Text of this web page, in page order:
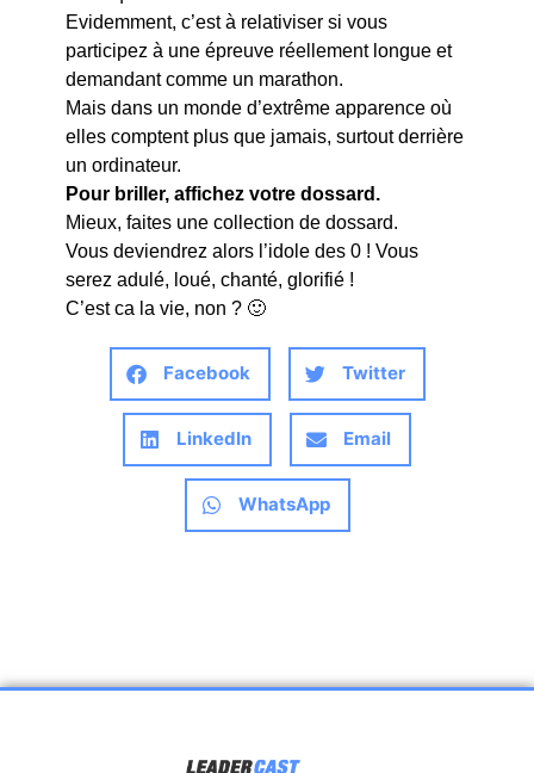
Evidemment, c’est à relativiser si vous
participez à une épreuve réellement longue et
demandant comme un marathon.
Mais dans un monde d’extrême apparence où
elles comptent plus que jamais, surtout derrière
un ordinateur.
Pour briller, affichez votre dossard.
Mieux, faites une collection de dossard.
Vous deviendrez alors l’idole des 0 ! Vous
serez adulé, loué, chanté, glorifié !
C’est ca la vie, non ? 🙂
Facebook Twitter
LinkedIn Email
WhatsApp